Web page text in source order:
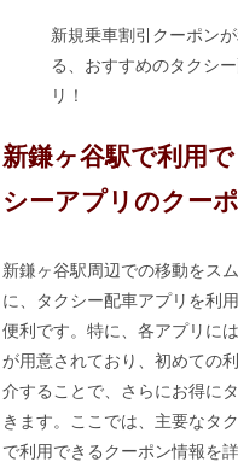
新規乗車割引クーポン
る、おすすめのタクシ
リ！
新鎌ヶ谷駅で利用
シーアプリのクー
新鎌ヶ谷駅周辺での移動をス
に、タクシー配車アプリを利
便利です。特に、各アプリに
が用意されており、初めての
介することで、さらにお得に
きます。ここでは、主要なタ
で利用できるクーポン情報を